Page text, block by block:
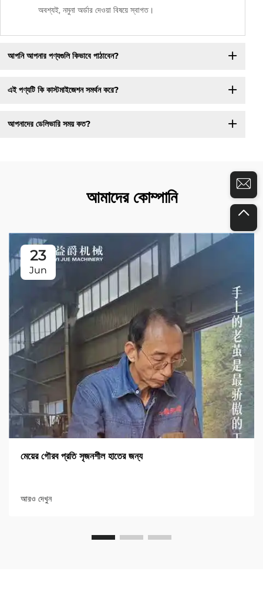
অবশ্যই, নমুনা অর্ডার দেওয়া বিষয়ে স্বাগত।
আপনি আপনার পণ্যগুলি কিভাবে পাঠাবেন?
এই পণ্যটি কি কাস্টমাইজেশন সমর্থন করে?
আপনাদের ডেলিভারি সময় কত?
আমাদের কোম্পানি
23
Jun
মেয়ের গৌরব প্রতি সৃজনশীল হাতের জন্য
আরও দেখুন